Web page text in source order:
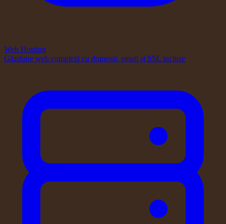
Web Hosting
Găzduire web completă cu domenii, email și SSL incluse